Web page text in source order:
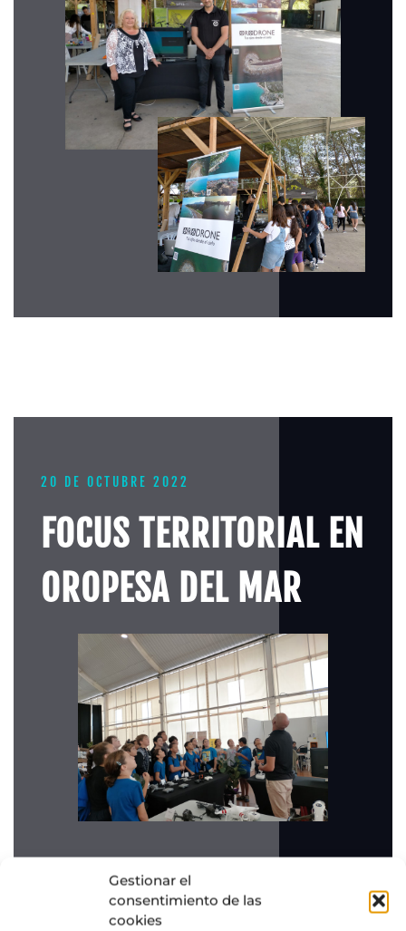
Gestionar el
consentimiento de las
cookies
20 DE OCTUBRE 2022
FOCUS TERRITORIAL EN
OROPESA DEL MAR